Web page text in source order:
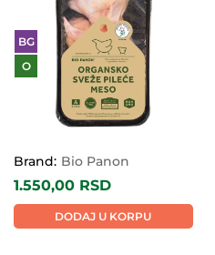
BG
O
Brand: Bio Panon
1.550,00 RSD
DODAJ U KORPU